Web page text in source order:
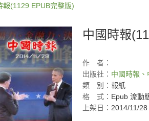
報(1129 EPUB完整版)
中國時報
作
者：
出版社： 中國時報、
類
別： 報紙
格
式： Epub 流動
上架日： 2014/11/28